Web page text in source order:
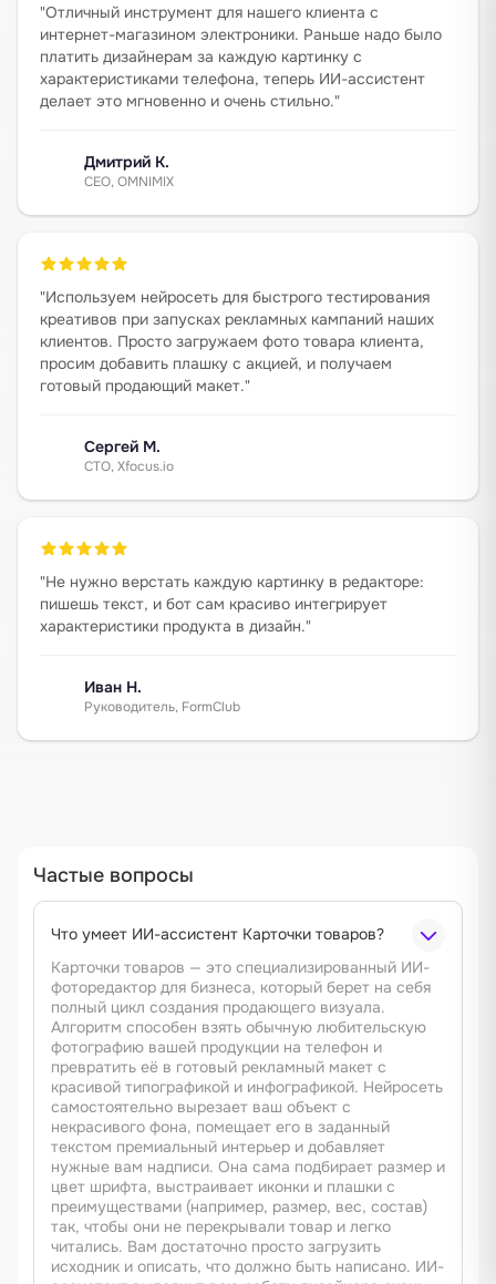
"Отличный инструмент для нашего клиента с
интернет-магазином электроники. Раньше надо было
платить дизайнерам за каждую картинку с
характеристиками телефона, теперь ИИ-ассистент
делает это мгновенно и очень стильно."
Дмитрий К.
CEO, OMNIMIX
"Используем нейросеть для быстрого тестирования
креативов при запусках рекламных кампаний наших
клиентов. Просто загружаем фото товара клиента,
просим добавить плашку с акцией, и получаем
готовый продающий макет."
Сергей М.
CTO, Xfocus.io
"Не нужно верстать каждую картинку в редакторе:
пишешь текст, и бот сам красиво интегрирует
характеристики продукта в дизайн."
Иван Н.
Руководитель, FormClub
Частые вопросы
Что умеет ИИ-ассистент Карточки товаров?
Карточки товаров — это специализированный ИИ-
фоторедактор для бизнеса, который берет на себя
полный цикл создания продающего визуала.
Алгоритм способен взять обычную любительскую
фотографию вашей продукции на телефон и
превратить её в готовый рекламный макет с
красивой типографикой и инфографикой. Нейросеть
самостоятельно вырезает ваш объект с
некрасивого фона, помещает его в заданный
текстом премиальный интерьер и добавляет
нужные вам надписи. Она сама подбирает размер и
цвет шрифта, выстраивает иконки и плашки с
преимуществами (например, размер, вес, состав)
так, чтобы они не перекрывали товар и легко
читались. Вам достаточно просто загрузить
исходник и описать, что должно быть написано. ИИ-